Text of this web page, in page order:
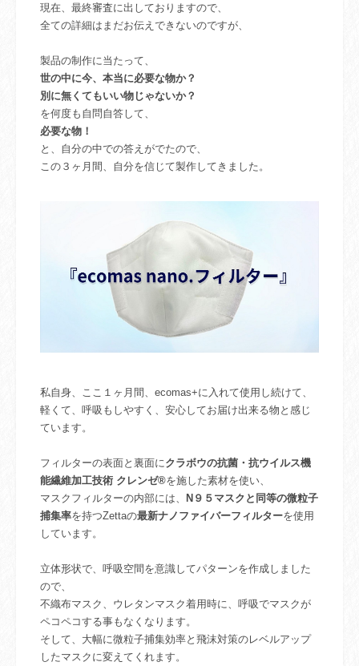
現在、最終審査に出しておりますので、
全ての詳細はまだお伝えできないのですが、
製品の制作に当たって、
世の中に今、本当に必要な物か？
別に無くてもいい物じゃないか？
を何度も自問自答して、
必要な物！
と、自分の中での答えがでたので、
この３ヶ月間、自分を信じて製作してきました。
私自身、ここ１ヶ月間、ecomas+に入れて使用し続けて、
軽くて、呼吸もしやすく、安心してお届け出来る物と感じ
ています。
フィルターの表面と裏面にクラボウの抗菌・抗ウイルス機
能繊維加工技術 クレンゼ®を施した素材を使い、
マスクフィルターの内部には、
N９５マスクと同等の微粒子
捕集率を持つZettaの最新ナノファイバーフィルターを使用
しています。
立体形状で、呼吸空間を意識してパターンを作成しました
ので、
不織布マスク、ウレタンマスク着用時に、呼吸でマスクが
ペコペコする事もなくなります。
そして、大幅に微粒子捕集効率と飛沫対策のレベルアップ
したマスクに変えてくれます。